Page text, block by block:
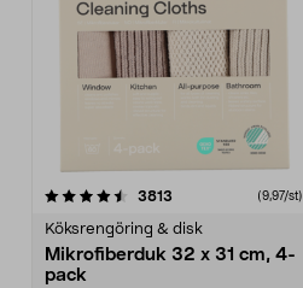
3813 (9,97/st)
Köksrengöring & disk
Mikrofiberduk 32 x 31 cm, 4-
pack
4.0av 5 stjärnor